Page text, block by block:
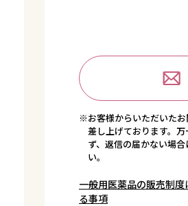
※お客様からいただいた
差し上げております。
ず、返信の届かない場
い。
一般用医薬品の販売制
る事項